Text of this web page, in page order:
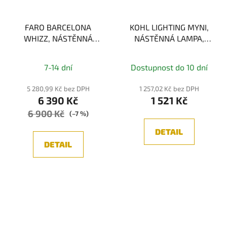
FARO BARCELONA
WHIZZ, NÁSTĚNNÁ
7-14 dní
5 280,99 Kč bez DPH
6 390 Kč
6 900 Kč (–7 %)
DETAIL
KOHL LIGHTING MYNI,
NÁSTĚNNÁ LAMPA,
Dostupnost do 10 dní
1 257,02 Kč bez DPH
1 521 Kč
DETAIL